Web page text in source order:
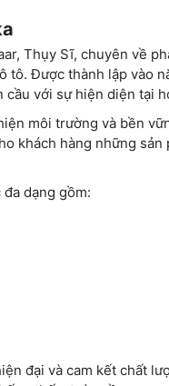
Thụy Sĩ, chuyên về
Được thành lập vào
với sự hiện diện tại
môi trường và bền
khách hàng những
dạng gồm:
đại và cam kết chất